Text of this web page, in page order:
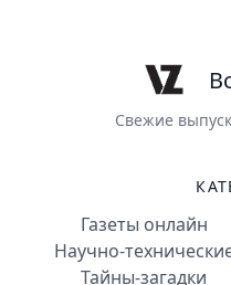
Свежие
Газеты онлайн
Научно-
Тайны-загадки